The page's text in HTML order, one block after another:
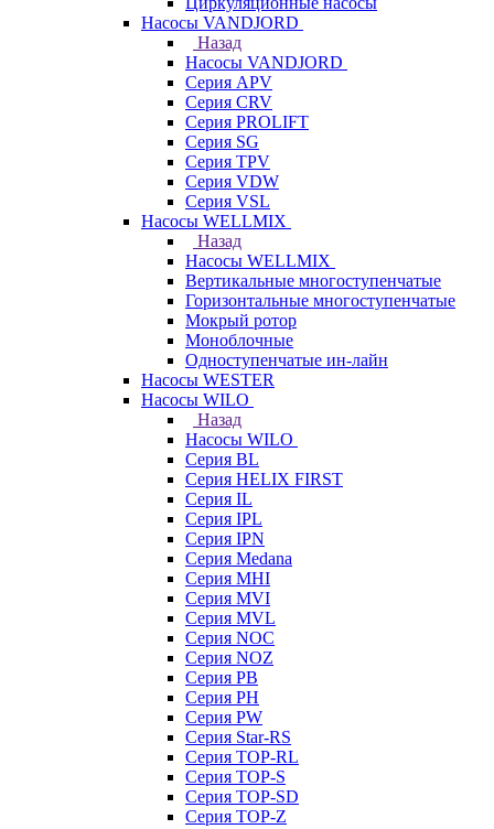
Насосы VANDJORD
Назад
Насосы VANDJORD
Серия APV
Серия CRV
Серия PROLIFT
Серия SG
Серия TPV
Серия VDW
Серия VSL
Насосы WELLMIX
Назад
Насосы WELLMIX
Вертикальные многоступенчатые
Горизонтальные многоступенчатые
Мокрый ротор
Моноблочные
Одноступенчатые ин-лайн
Насосы WESTER
Насосы WILO
Назад
Насосы WILO
Серия BL
Серия HELIX FIRST
Серия IL
Серия IPL
Серия IPN
Серия Medana
Серия MHI
Серия MVI
Серия MVL
Серия NOC
Серия NOZ
Серия PB
Серия PH
Серия PW
Серия Star-RS
Серия TOP-RL
Серия TOP-S
Серия TOP-SD
Серия TOP-Z